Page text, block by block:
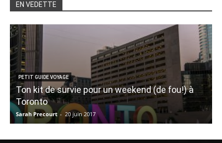
EN VEDETTE
PETIT GUIDE VOYAGE
Ton kit de survie pour un weekend (de fou!) à
Toronto
Sarah Precourt - 20 juin 2017